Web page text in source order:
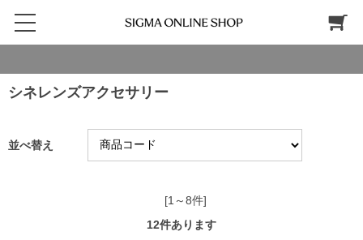
シネレンズアクセサリー
並べ替え
[1～8件]
12件あります